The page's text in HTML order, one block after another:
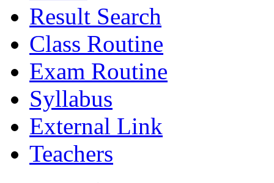
Result Search
Class Routine
Exam Routine
Syllabus
External Link
Teachers